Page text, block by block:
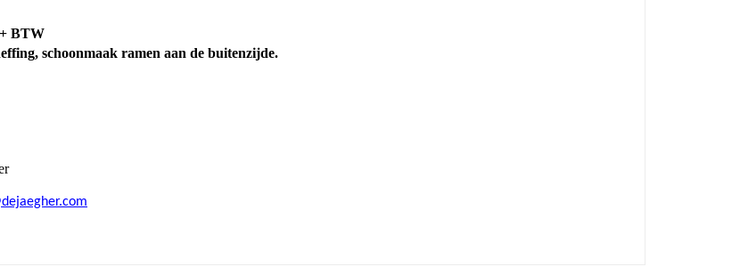
BTW
schoonmaak ramen aan de buitenzijde.